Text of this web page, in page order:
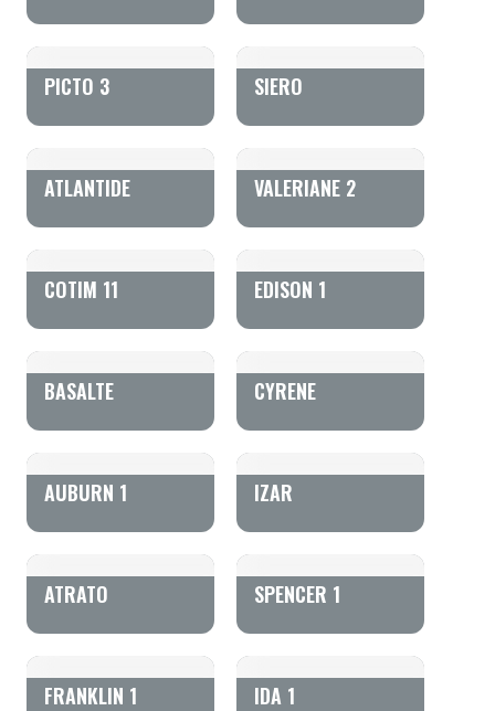
PICTO 3 SIERO
ATLANTIDE VALERIANE 2
COTIM 11 EDISON 1
BASALTE CYRENE
AUBURN 1 IZAR
ATRATO SPENCER 1
FRANKLIN 1 IDA 1